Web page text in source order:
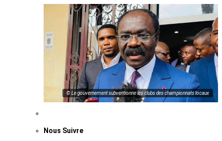
© Le gouvernement subventionne les clubs des championnats locaux
Nous Suivre